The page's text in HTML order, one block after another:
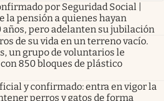
por Seguridad Social |
la pensión a quienes hayan
años, pero adelanten su jubilación
de su vida en un terreno vacío.
un grupo de voluntarios le
850 bloques de plástico
y confirmado: entra en vigor la
perros y gatos de forma